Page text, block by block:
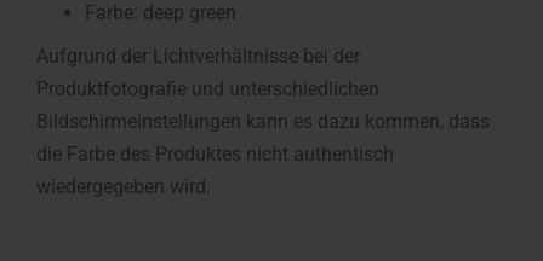
Farbe: deep green
Aufgrund der Lichtverhältnisse bei der
Produktfotografie und unterschiedlichen
Bildschirmeinstellungen kann es dazu kommen, dass
die Farbe des Produktes nicht authentisch
wiedergegeben wird.